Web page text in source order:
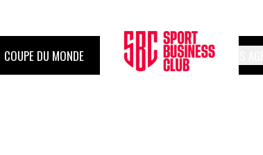
COUPE DU MONDE